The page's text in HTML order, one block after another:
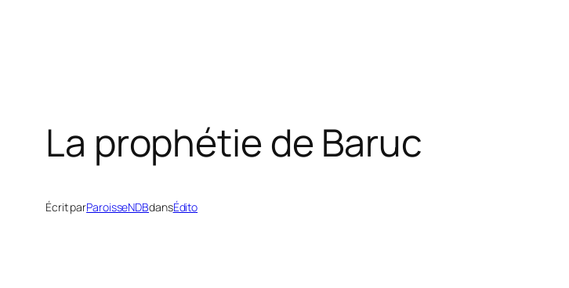
La prophétie de Baruc
Écrit parParoisseNDBdansÉdito